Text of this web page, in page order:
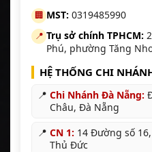
🏢 MST: 0319485990
📍 Trụ sở chính TPHCM:
Phú, phường Tăng
HỆ THỐNG CHI
📍 Chi Nhánh Đà Nẵng:
Châu, Đà Nẵng
📍 CN 1: 14 Đường số
Thủ Đức